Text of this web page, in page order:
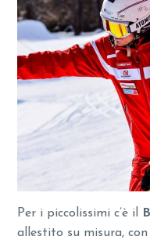
Per i piccolissimi c’è il
allestito su misura,